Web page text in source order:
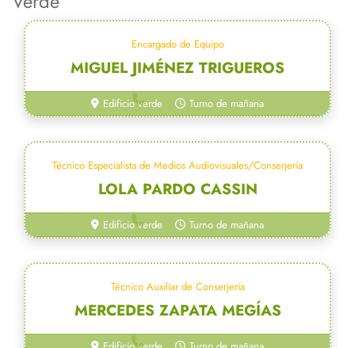
Encargado de Equipo
MIGUEL JIMÉNEZ TRIGUEROS
Edificio verde Turno de mañana
954 55 38 81
Técnico Especialista de Medios Audiovisuales/Conserjería
LOLA PARDO CASSIN
Edificio verde Turno de mañana
954 55 70 35
Técnico Auxiliar de Conserjería
MERCEDES ZAPATA MEGÍAS
954 55 70 35